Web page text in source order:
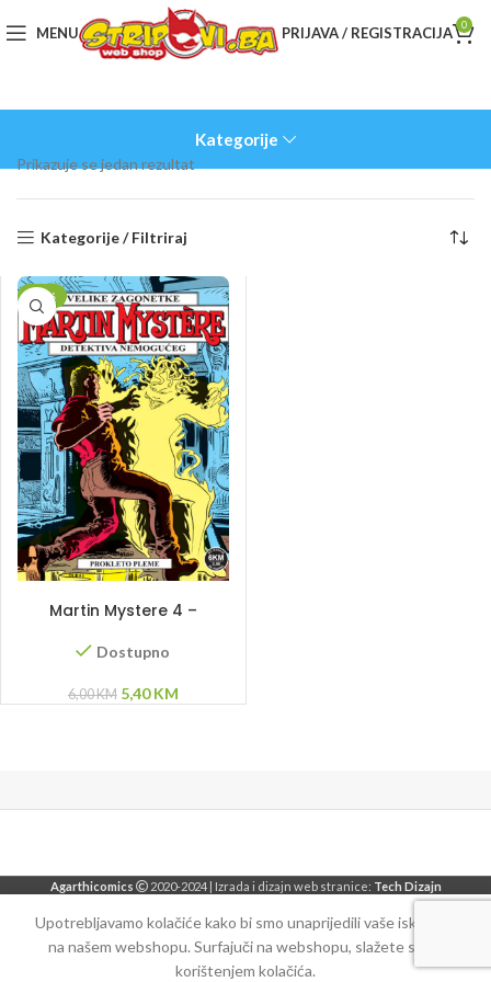
MENU PRIJAVA / REGISTRACIJA 0
Kategorije
Prikazuje se jedan rezultat
Kategorije / Filtriraj
-10%
Martin Mystere 4 –
Prokleto pleme
Dostupno
6,00KM Original
5,40KMCurrent
Agarthicomics 2020-2024 | Izrada i dizajn web stranice: Tech Dizajn
Upotrebljavamo kolačiće kako bi smo unaprijedili vaše iskustvo
na našem webshopu. Surfajuči na webshopu, slažete se sa
korištenjem kolačića.